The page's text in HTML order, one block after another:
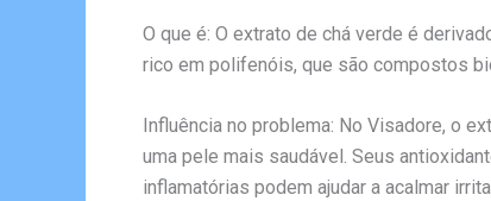
O que é: O extrato de chá verde é
rico em polifenóis, que são compostos
Influência no problema: No Visadore, o
uma pele mais saudável. Seus
inflamatórias podem ajudar a acalmar